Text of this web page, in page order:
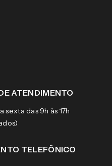
ATENDIMENTO
sexta das 9h às 17h
TELEFÔNICO